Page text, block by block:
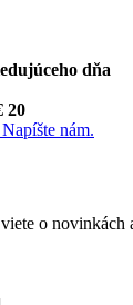
dňa
20
o